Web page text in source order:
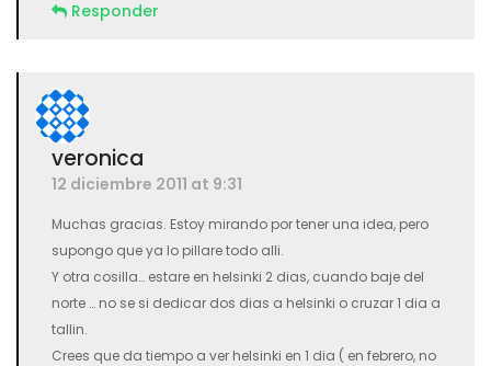
Responder
veronica
12 diciembre 2011 at 9:31
Muchas gracias. Estoy mirando por tener una idea, pero
supongo que ya lo pillare todo alli.
Y otra cosilla… estare en helsinki 2 dias, cuando baje del
norte … no se si dedicar dos dias a helsinki o cruzar 1 dia a
tallin.
Crees que da tiempo a ver helsinki en 1 dia ( en febrero, no